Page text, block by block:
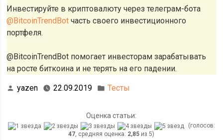
Инвестируйте в криптовалюту через телеграм-бота
@BitcoinTrendBot часть своего инвестиционного
портфеля.
@BitcoinTrendBot помогает инвесторам зарабатывать
на росте биткоина и не терять на его падении.
yazen 22.09.2019 Тесты
Оценка статьи:
(голосов:
47, средняя оценка: 2,85 из 5)